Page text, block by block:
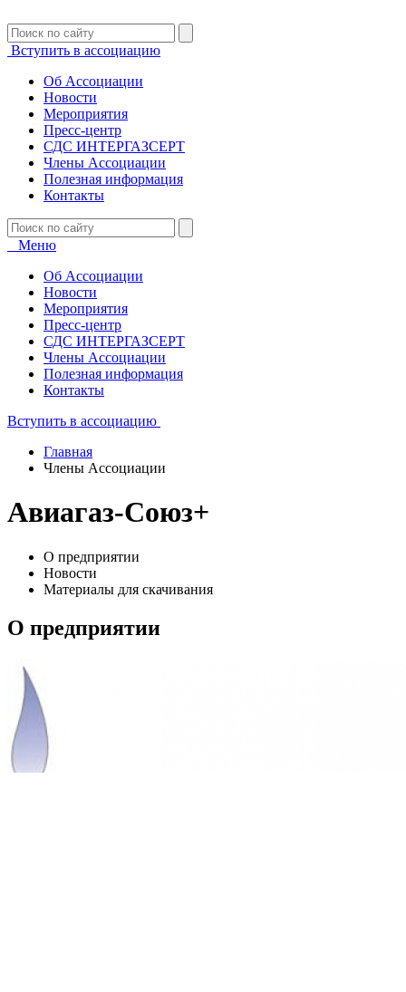
Вступить в ассоциацию
Об Ассоциации
Новости
Мероприятия
Пресс-центр
СДС ИНТЕРГАЗСЕРТ
Члены Ассоциации
Полезная информация
Контакты
Меню
Об Ассоциации
Новости
Мероприятия
Пресс-центр
СДС ИНТЕРГАЗСЕРТ
Члены Ассоциации
Полезная информация
Контакты
Вступить в ассоциацию
Главная
Члены Ассоциации
Авиагаз-Союз+
О предприятии
Новости
Материалы для скачивания
О предприятии